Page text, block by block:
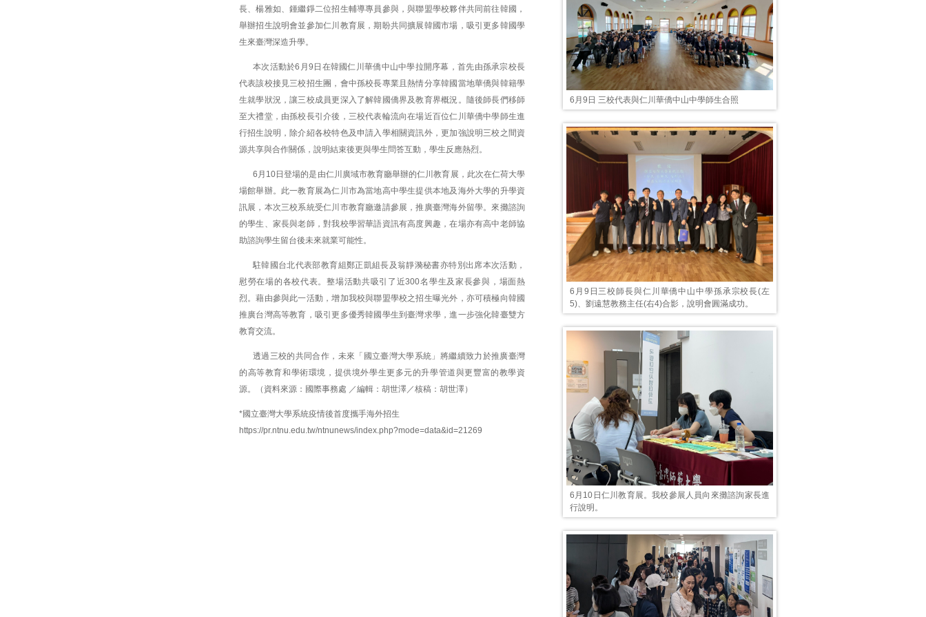
6月9日 三校代表與仁川華僑中山中學師生合照
6月9日三校師長與仁川華僑中山中學孫承宗校長(左
5)、劉遠慧教務主任(右4)合影，說明會圓滿成功。
6月10日仁川教育展。我校參展人員向來攤諮詢家長進
行說明。
長、楊雅如、鍾繼錚二位招生輔導專員參與，與聯盟學校夥伴共同前往韓國，
舉辦招生說明會並參加仁川教育展，期盼共同擴展韓國市場，吸引更多韓國學
生來臺灣深造升學。
本次活動於6月9日在韓國仁川華僑中山中學拉開序幕，首先由孫承宗校長
代表該校接見三校招生團，會中孫校長專業且熱情分享韓國當地華僑與韓籍學
生就學狀況，讓三校成員更深入了解韓國僑界及教育界概況。隨後師長們移師
至大禮堂，由孫校長引介後，三校代表輪流向在場近百位仁川華僑中學師生進
行招生說明，除介紹各校特色及申請入學相關資訊外，更加強說明三校之間資
源共享與合作關係，說明結束後更與學生問答互動，學生反應熱烈。
6月10日登場的是由仁川廣域市教育廳舉辦的仁川教育展，此次在仁荷大學
場館舉辦。此一教育展為仁川市為當地高中學生提供本地及海外大學的升學資
訊展，本次三校系統受仁川市教育廳邀請參展，推廣臺灣海外留學。來攤諮詢
的學生、家長與老師，對我校學習華語資訊有高度興趣，在場亦有高中老師協
助諮詢學生留台後未來就業可能性。
駐韓國台北代表部教育組鄭正凱組長及翁靜漪秘書亦特別出席本次活動，
慰勞在場的各校代表。整場活動共吸引了近300名學生及家長參與，場面熱
烈。藉由參與此一活動，增加我校與聯盟學校之招生曝光外，亦可積極向韓國
推廣台灣高等教育，吸引更多優秀韓國學生到臺灣求學，進一步強化韓臺雙方
教育交流。
透過三校的共同合作，未來「國立臺灣大學系統」將繼續致力於推廣臺灣
的高等教育和學術環境，提供境外學生更多元的升學管道與更豐富的教學資
源。（資料來源：國際事務處 ／編輯：胡世澤／核稿：胡世澤）
*國立臺灣大學系統疫情後首度攜手海外招生
https://pr.ntnu.edu.tw/ntnunews/index.php?mode=data&id=21269